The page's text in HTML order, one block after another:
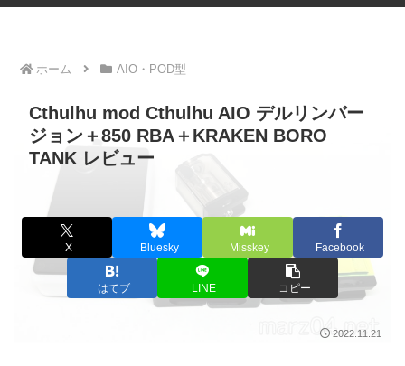
ホーム AIO・POD型
Cthulhu mod Cthulhu AIO デルリンバー
ジョン＋850 RBA＋KRAKEN BORO
TANK レビュー
X Bluesky Misskey Facebook
はてブ LINE コピー
2022.11.21